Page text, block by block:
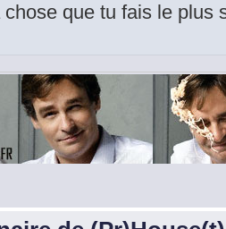
que tu fais le plus